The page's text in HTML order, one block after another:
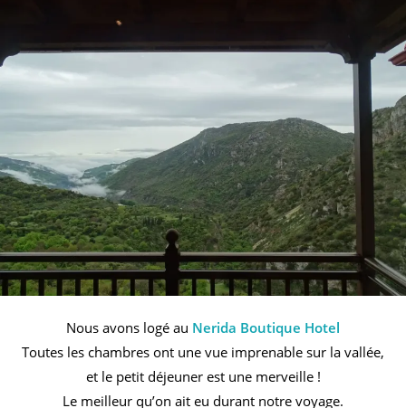
Nous avons logé au Nerida Boutique Hotel
Toutes les chambres ont une vue imprenable sur la vallée,
et le petit déjeuner est une merveille !
Le meilleur qu’on ait eu durant notre voyage.